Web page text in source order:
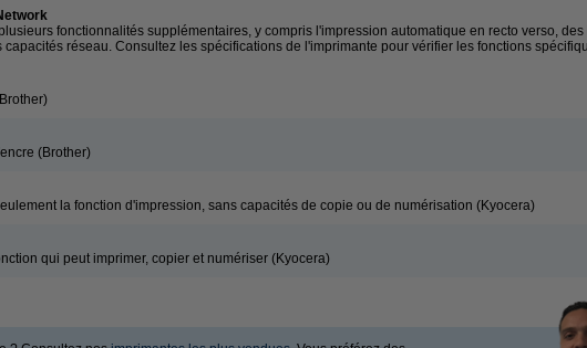
fonctionnalités supplémentaires, y compris l'impression automatique en recto verso,
réseau. Consultez les spécifications de l'imprimante pour vérifier les fonctions
(Brother)
la fonction d'impression, sans capacités de copie ou de numérisation (Kyocera)
qui peut imprimer, copier et numériser (Kyocera)